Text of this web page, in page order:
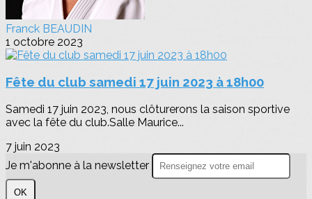
Franck BEAUDIN
1 octobre 2023
Fête du club samedi 17 juin 2023 à 18h00
Samedi 17 juin 2023, nous clôturerons la saison sportive
avec la fête du club.Salle Maurice...
7 juin 2023
Je m'abonne à la newsletter
OK